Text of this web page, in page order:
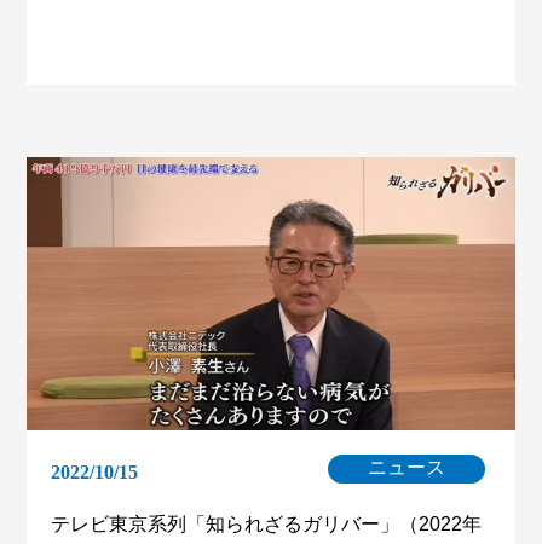
2022/10/15 ニュース
テレビ東京系列「知られざるガリバー」（2022年